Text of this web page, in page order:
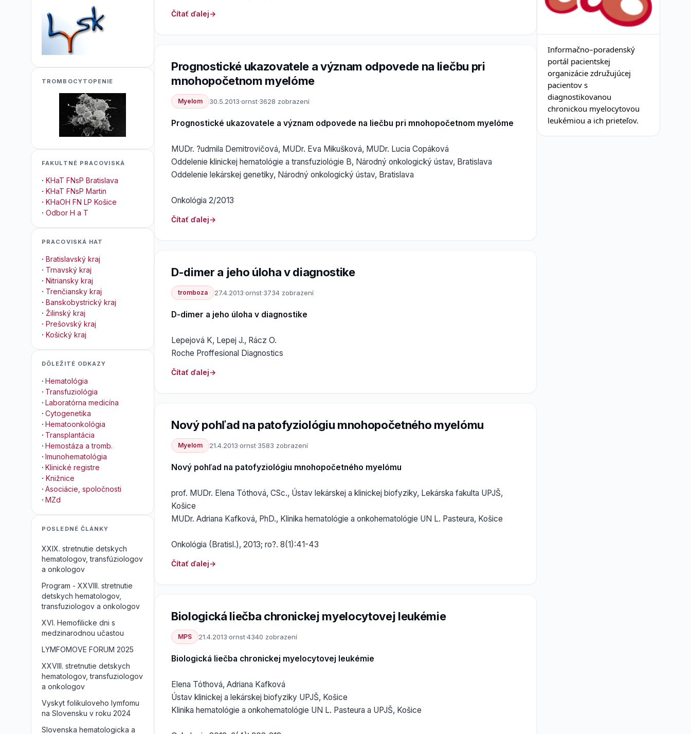
Čítať ďalej
Prognostické ukazovatele a význam odpovede na liečbu pri
mnohopočetnom myelóme
Myelom 30.5.2013·ornst·3628 zobrazení
Prognostické ukazovatele a význam odpovede na liečbu pri mnohopočetnom myelóme
MUDr. ?udmila Demitrovičová, MUDr. Eva Mikušková, MUDr. Lucia Copáková
Oddelenie klinickej hematológie a transfuziológie B, Národný onkologický ústav, Bratislava
Oddelenie lekárskej genetiky, Národný onkologický ústav, Bratislava
Onkológia 2/2013
Čítať ďalej
D-dimer a jeho úloha v diagnostike
tromboza 27.4.2013·ornst·3734 zobrazení
D-dimer a jeho úloha v diagnostike
Lepejová K, Lepej J., Rácz O.
Roche Proffesional Diagnostics
Čítať ďalej
Nový pohľad na patofyziológiu mnohopočetného myelómu
Myelom 21.4.2013·ornst·3583 zobrazení
Nový pohľad na patofyziológiu mnohopočetného myelómu
prof. MUDr. Elena Tóthová, CSc., Ústav lekárskej a klinickej biofyziky, Lekárska fakulta UPJŠ,
Košice
MUDr. Adriana Kafková, PhD., Klinika hematológie a onkohematológie UN L. Pasteura, Košice
Onkológia (Bratisl.), 2013; ro?. 8(1):41-43
Čítať ďalej
Biologická liečba chronickej myelocytovej leukémie
MPS 21.4.2013·ornst·4340 zobrazení
Biologická liečba chronickej myelocytovej leukémie
Elena Tóthová, Adriana Kafková
Ústav klinickej a lekárskej biofyziky UPJŠ, Košice
Klinika hematológie a onkohematológie UN L. Pasteura a UPJŠ, Košice
TROMBOCYTOPENIE
FAKULTNÉ PRACOVISKÁ
· KHaT FNsP Bratislava
· KHaT FNsP Martin
· KHaOH FN LP Košice
· Odbor H a T
PRACOVISKÁ HAT
· Bratislavský kraj
· Trnavský kraj
· Nitriansky kraj
· Trenčiansky kraj
· Banskobystrický kraj
· Žilinský kraj
· Prešovský kraj
· Košický kraj
DÔLEŽITÉ ODKAZY
· Hematológia
· Transfuziológia
· Laboratórna medicína
· Cytogenetika
· Hematoonkológia
· Transplantácia
· Hemostáza a tromb.
· Imunohematológia
· Klinické registre
· Knižnice
· Asociácie, spoločnosti
· MZd
POSLEDNÉ ČLÁNKY
XXIX. stretnutie detskych
hematologov, transfúziologov
a onkologov
Program - XXVIII. stretnutie
detskych hematologov,
transfuziologov a onkologov
XVI. Hemofilicke dni s
medzinarodnou učastou
LYMFOMOVE FORUM 2025
XXVIII. stretnutie detskych
hematologov, transfuziologov
a onkologov
Vyskyt folikuloveho lymfomu
na Slovensku v roku 2024
Slovenska hematologicka a
Informačno–poradenský
portál pacientskej
organizácie združujúcej
pacientov s
diagnostikovanou
chronickou myelocytovou
leukémiou a ich prieteľov.